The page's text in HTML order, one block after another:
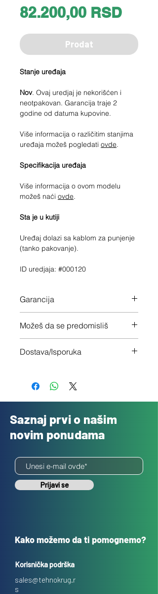
82.200,00 RSDPrice
Prodat
Stanje uređaja
Nov. Ovaj uredjaj je nekorišćen i
neotpakovan. Garancija traje 2
godine od datuma kupovine.
Više informacija o različitim stanjima
uređaja možeš pogledati ovde.
Specifikacija uređaja
Više informacija o ovom modelu
možeš naći ovde.
Sta je u kutiji
Uređaj dolazi sa kablom za punjenje
(tanko pakovanje).
ID uredjaja: #000120
Garancija
Možeš da se predomisliš
nisi zadovoljan
Dostava/Isporuka
Saznaj prvi o našim
novim ponudama
Prijavi se
Kako možemo da ti pomognemo?
Korisnička podrška
sales@tehnokrug.r
s